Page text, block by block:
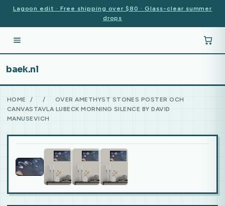
Lagoon edit · Free shipping over $80 · Glass-clear summer
drops
baek.nl
HOME / /
OVER AMETHYST STONES POSTER OCH
CANVASTAVLA LUBECK MORNING SILENCE BY DAVID
MANUSEVICH